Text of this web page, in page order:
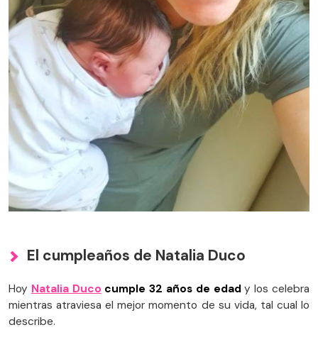
El cumpleaños de Natalia Duco
Hoy Natalia Duco cumple 32 años de edady los celebra
mientras atraviesa el mejor momento de su vida, tal cual lo
describe.